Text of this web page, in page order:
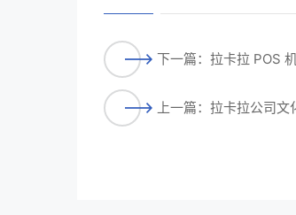
下一篇：拉卡拉 POS
上一篇：拉卡拉公司